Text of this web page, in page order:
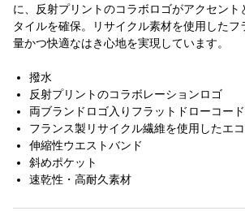
に、反射プリントのコラボロゴがアクセント
タイルを確保。リサイクル素材を使用したフ
量かつ快適なはき心地を実現しています。
撥水
反射プリントのコラボレーションロゴ
両ブランドロゴ入りフラットドローコード
フランス製リサイクル繊維を使用したエ
伸縮性ウエストバンド
斜めポケット
速乾性・高耐久素材